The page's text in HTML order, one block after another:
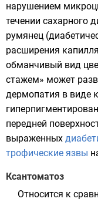
нарушением
течении сахарного
румянец
расширения
обманчивый вид
стажем» может
дермопатия в виде
передней
выраженных
трофические язвы
Ксантоматоз
Относится к